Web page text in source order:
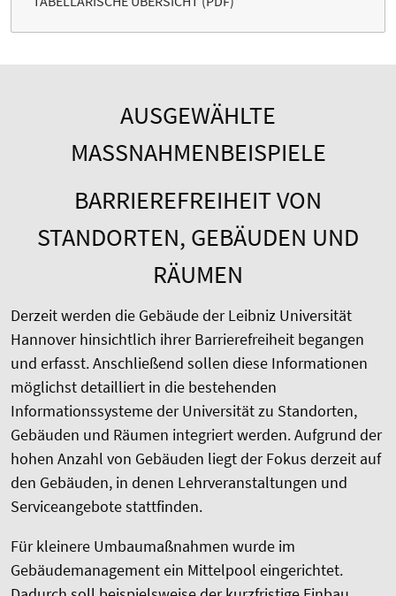
AUSGEWÄHLTE
MASSNAHMENBEISPIELE
BARRIEREFREIHEIT VON
STANDORTEN, GEBÄUDEN UND
RÄUMEN
Derzeit werden die Gebäude der Leibniz Universität
Hannover hinsichtlich ihrer Barrierefreiheit begangen
und erfasst. Anschließend sollen diese Informationen
möglichst detailliert in die bestehenden
Informationssysteme der Universität zu Standorten,
Gebäuden und Räumen integriert werden. Aufgrund der
hohen Anzahl von Gebäuden liegt der Fokus derzeit auf
den Gebäuden, in denen Lehrveranstaltungen und
Serviceangebote stattfinden.
Für kleinere Umbaumaßnahmen wurde im
Gebäudemanagement ein Mittelpool eingerichtet.